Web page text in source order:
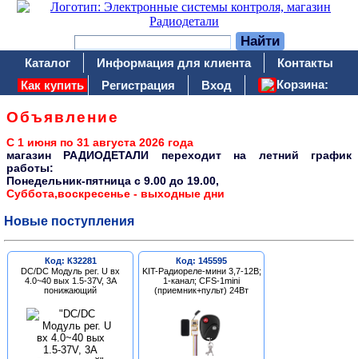
Каталог Информация для клиента
Контакты
Как купить
Регистрация Вход Корзина:
Объявление
С 1 июня по 31 августа 2026 года
магазин РАДИОДЕТАЛИ переходит на летний график
работы:
Понедельник-пятница c 9.00 до 19.00,
Суббота,воскресенье - выходные дни
Новые поступления
Код: К32281
DC/DC Модуль рег. U вх
4.0~40 вых 1.5-37V, 3A
понижающий
Код: 145595
KIT-Радиореле-мини 3,7-12В;
1-канал; CFS-1mini
(приемник+пульт) 24Вт